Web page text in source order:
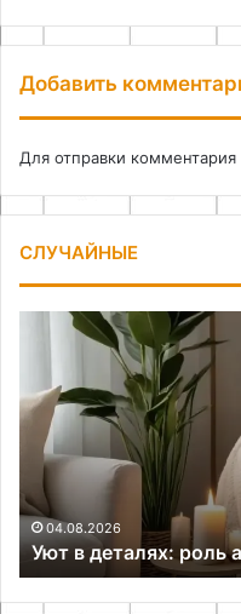
Добавить
Для отправки
СЛУЧАЙНЫЕ
роль
аксессуаров
интерьере
04.08.2026
Уют в деталях: роль